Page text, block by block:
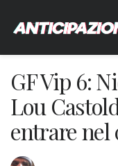
GF Vip 6:
Lou
entrare nel